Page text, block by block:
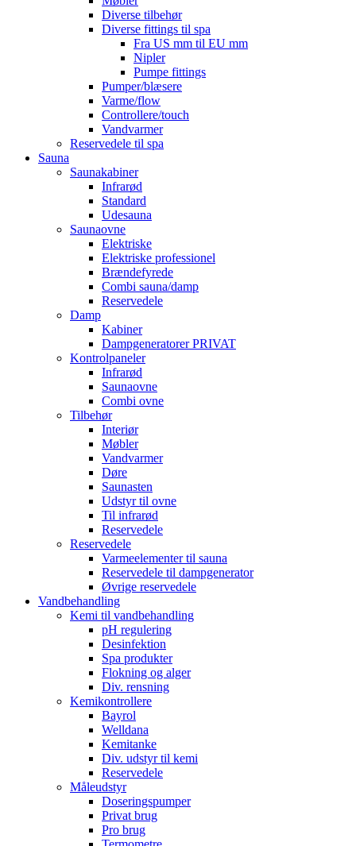
Diverse tilbehør
Diverse fittings til spa
Fra US mm til EU mm
Nipler
Pumpe fittings
Pumper/blæsere
Varme/flow
Controllere/touch
Vandvarmer
Reservedele til spa
Sauna
Saunakabiner
Infrarød
Standard
Udesauna
Saunaovne
Elektriske
Elektriske professionel
Brændefyrede
Combi sauna/damp
Reservedele
Damp
Kabiner
Dampgeneratorer PRIVAT
Kontrolpaneler
Infrarød
Saunaovne
Combi ovne
Tilbehør
Interiør
Møbler
Vandvarmer
Døre
Saunasten
Udstyr til ovne
Til infrarød
Reservedele
Reservedele
Varmeelementer til sauna
Reservedele til dampgenerator
Øvrige reservedele
Vandbehandling
Kemi til vandbehandling
pH regulering
Desinfektion
Spa produkter
Flokning og alger
Div. rensning
Kemikontrollere
Bayrol
Welldana
Kemitanke
Div. udstyr til kemi
Reservedele
Måleudstyr
Doseringspumper
Privat brug
Pro brug